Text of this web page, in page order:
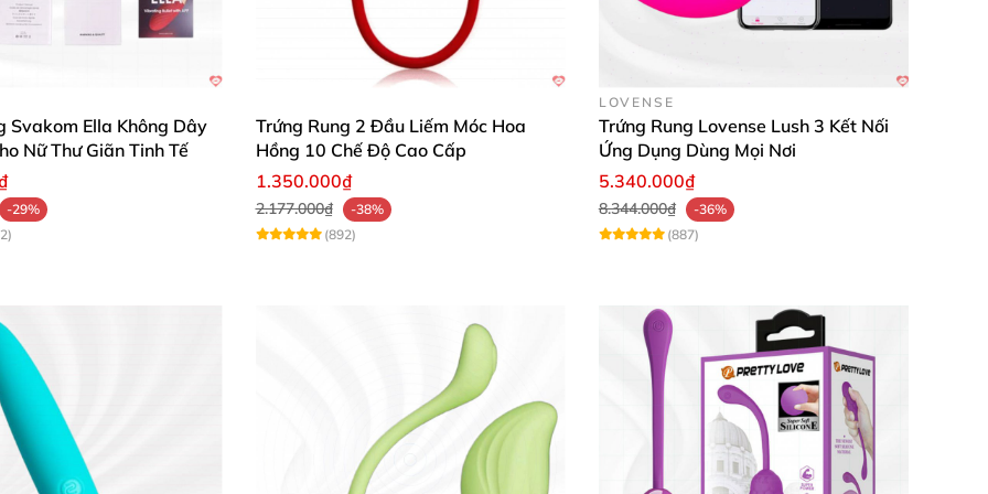
hại
kích thích mới mẻ
đầy
mái trải nghiệm
tiếng
Svakom Ella Không Dây
Nữ Thư Giãn Tinh Tế
-29%
Trứng Rung 2 Đầu Liếm Móc Hoa
Hồng 10 Chế Độ Cao Cấp
1.350.000₫
2.177.000₫
-38%
(892)
LOVENSE
Trứng Rung Lovense Lush 3 Kết Nối
Ứng Dụng Dùng Mọi Nơi
5.340.000₫
8.344.000₫
-36%
(887)